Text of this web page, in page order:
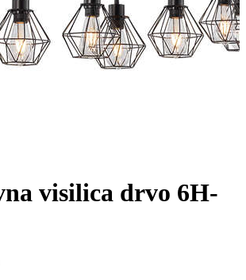
visilica drvo 6H-